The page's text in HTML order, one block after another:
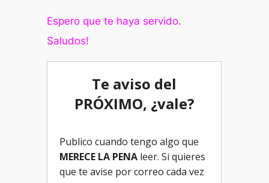
Espero que te haya servido.
Saludos!